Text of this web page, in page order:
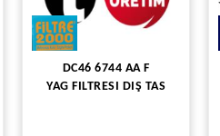
DC46 6744 AA F
YAG FILTRESI DIŞ TAS